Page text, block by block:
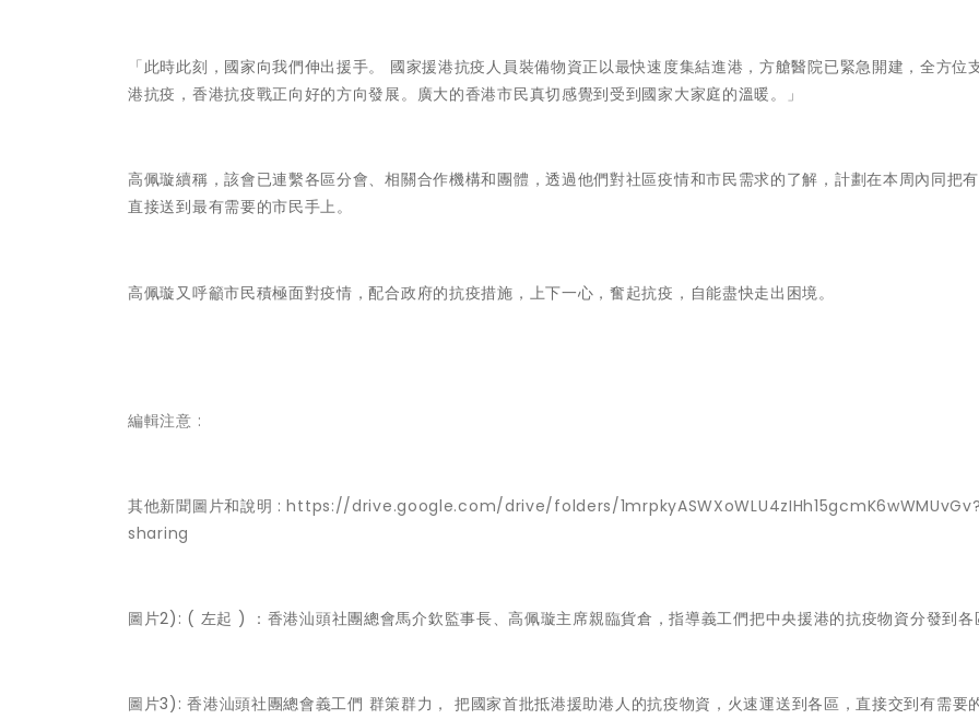
「此時此刻，國家向我們伸出援手。 國家援港抗疫人員裝備物資正以最快速度集結進港，方艙醫院已緊急開建，全方位
港抗疫，香港抗疫戰正向好的方向發展。廣大的香港市民真切感覺到受到國家大家庭的溫暖。」
高佩璇續稱，該會已連繫各區分會、相關合作機構和團體，透過他們對社區疫情和市民需求的了解，計劃在本周內同把
直接送到最有需要的市民手上。
高佩璇又呼籲市民積極面對疫情，配合政府的抗疫措施，上下一心，奮起抗疫，自能盡快走出困境。
編輯注意 :
其他新聞圖片和說明 :https://drive.google.com/drive/folders/
sharing
圖片2): ( 左起 ) ：香港汕頭社團總會馬介欽監事長、高佩璇主席親臨貨倉，指導義工們把中央援港的抗疫物資分發到各
圖片3): 香港汕頭社團總會義工們 群策群力， 把國家首批抵港援助港人的抗疫物資，火速運送到各區，直接交到有需要